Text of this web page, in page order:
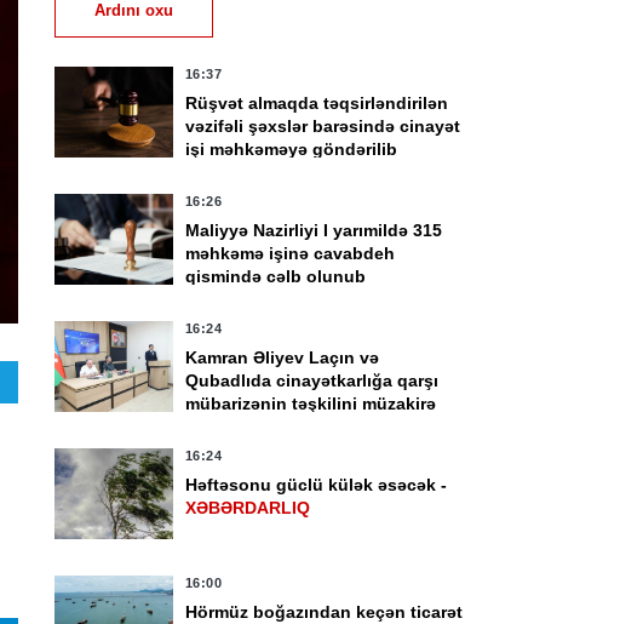
Ardını oxu
16:37
Rüşvət almaqda təqsirləndirilən
vəzifəli şəxslər barəsində cinayət
işi məhkəməyə göndərilib
16:26
Maliyyə Nazirliyi I yarımildə 315
məhkəmə işinə cavabdeh
qismində cəlb olunub
16:24
Kamran Əliyev Laçın və
Qubadlıda cinayətkarlığa qarşı
mübarizənin təşkilini müzakirə
16:24
Həftəsonu güclü külək əsəcək -
XƏBƏRDARLIQ
16:00
Hörmüz boğazından keçən ticarət